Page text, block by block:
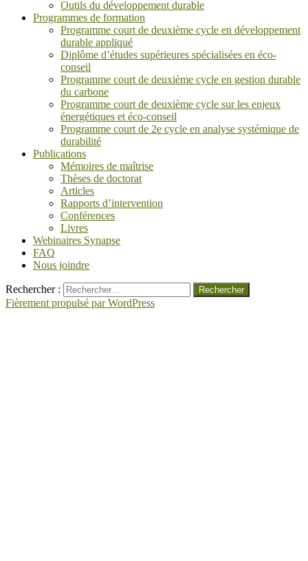
Outils du développement durable
Programmes de formation
Programme court de deuxième cycle en développement
durable appliqué
Diplôme d’études supérieures spécialisées en éco-
conseil
Programme court de deuxième cycle en gestion durable
du carbone
Programme court de deuxième cycle sur les enjeux
énergétiques et éco-conseil
Programme court de 2e cycle en analyse systémique de
durabilité
Publications
Mémoires de maîtrise
Thèses de doctorat
Articles
Rapports d’intervention
Conférences
Livres
Webinaires Synapse
FAQ
Nous joindre
Rechercher :
Fièrement propulsé par WordPress